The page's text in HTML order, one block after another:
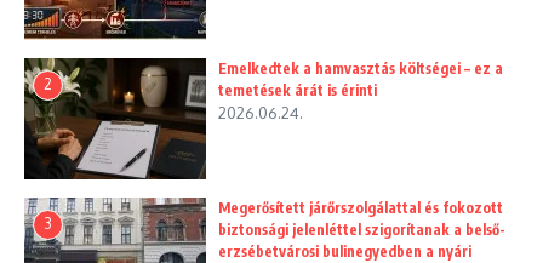
2
Emelkedtek a hamvasztás költségei – ez a
temetések árát is érinti
2026.06.24.
3
Megerősített járőrszolgálattal és fokozott
biztonsági jelenléttel szigorítanak a belső-
erzsébetvárosi bulinegyedben a nyári